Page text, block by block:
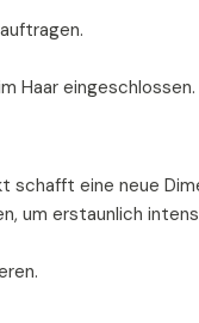
Haar
eine neue
um erstaunlich